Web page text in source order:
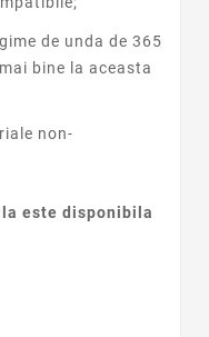
de unda de 365
bine la aceasta
non-
este disponibila